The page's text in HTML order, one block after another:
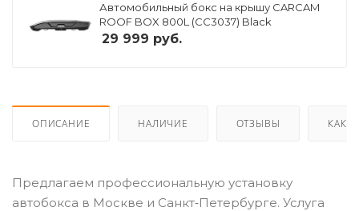
Автомобильный бокс на крышу CARCAM
ROOF BOX 800L (CC3037) Black
29 999 руб.
ОПИСАНИЕ НАЛИЧИЕ ОТЗЫВЫ КАК
Предлагаем профессиональную установку
автобокса в Москве и Санкт‑Петербурге. Услуга